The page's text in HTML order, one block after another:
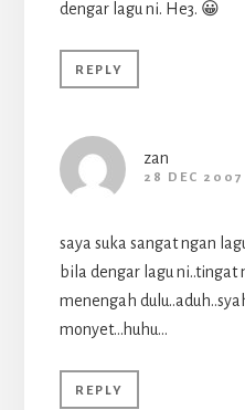
dengar lagu ni. He3. 😀
REPLY
zan
28 DEC
saya suka sangat ngan
bila dengar lagu ni..tingat
menengah
monyet…huhu…
REPLY